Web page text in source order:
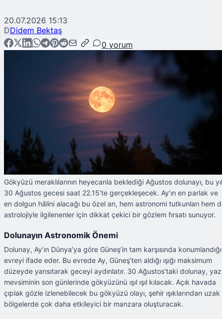
20.07.2026 15:13
DDidem Bektaş
0 yorum
Gökyüzü meraklılarının heyecanla beklediği Ağustos dolunayı, bu yıl
30 Ağustos gecesi saat 22.15’te gerçekleşecek. Ay’ın en parlak ve
en dolgun hâlini alacağı bu özel an, hem astronomi tutkunları hem
astrolojiyle ilgilenenler için dikkat çekici bir gözlem fırsatı sunuyor.
Dolunayın Astronomik Önemi
Dolunay, Ay’ın Dünya’ya göre Güneş’in tam karşısında konumlandığı
evreyi ifade eder. Bu evrede Ay, Güneş’ten aldığı ışığı maksimum
düzeyde yansıtarak geceyi aydınlatır. 30 Ağustos’taki dolunay, yaz
mevsiminin son günlerinde gökyüzünü ışıl ışıl kılacak. Açık havada
çıplak gözle izlenebilecek bu gökyüzü olayı, şehir ışıklarından uzak
bölgelerde çok daha etkileyici bir manzara oluşturacak.